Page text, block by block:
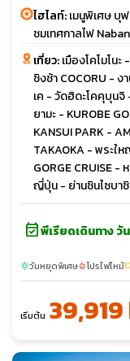
ไฮไลท์:เมนูพิเศษ บุ
ชมเทศกาลไฟ
เที่ยว:เมืองโคโมโนะ
ชิงช้า COCORU - ง
เค - วัดฮิดะโคคุบุน
ยามะ - KUROBE
KANSUI PARK -
TAKAOKA - พระใ
GORGE CRUISE -
ญี่ปุ่น - ย่านชินไซบาชิ
event_availableพีเรียดเดินทาง วั
sunnyวันหยุดพิเศษlocal_fire_departmentโปรไฟไหม้
เริ่มต้น 39,919